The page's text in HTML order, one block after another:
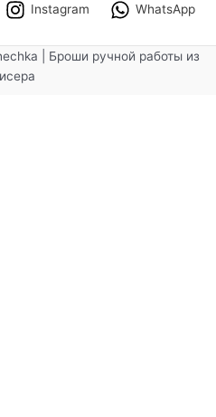
Instagram WhatsApp
| Броши ручной работы из